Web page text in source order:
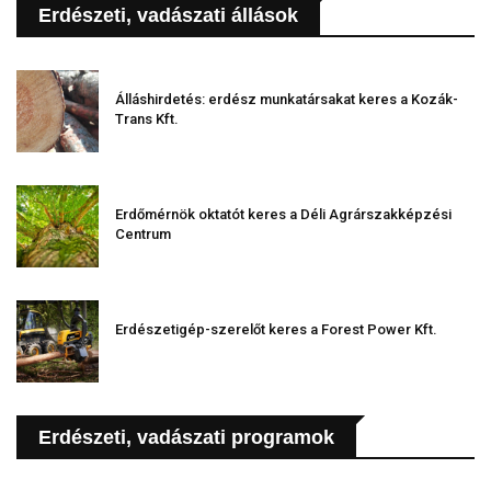
Erdészeti, vadászati állások
Álláshirdetés: erdész munkatársakat keres a Kozák-
Trans Kft.
Erdőmérnök oktatót keres a Déli Agrárszakképzési
Centrum
Erdészetigép-szerelőt keres a Forest Power Kft.
Erdészeti, vadászati programok